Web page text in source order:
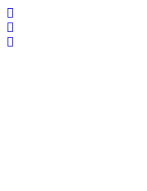
Preskočiť
na
obsah